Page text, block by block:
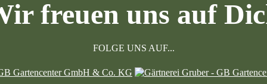
freuen uns auf
FOLGE UNS AUF...